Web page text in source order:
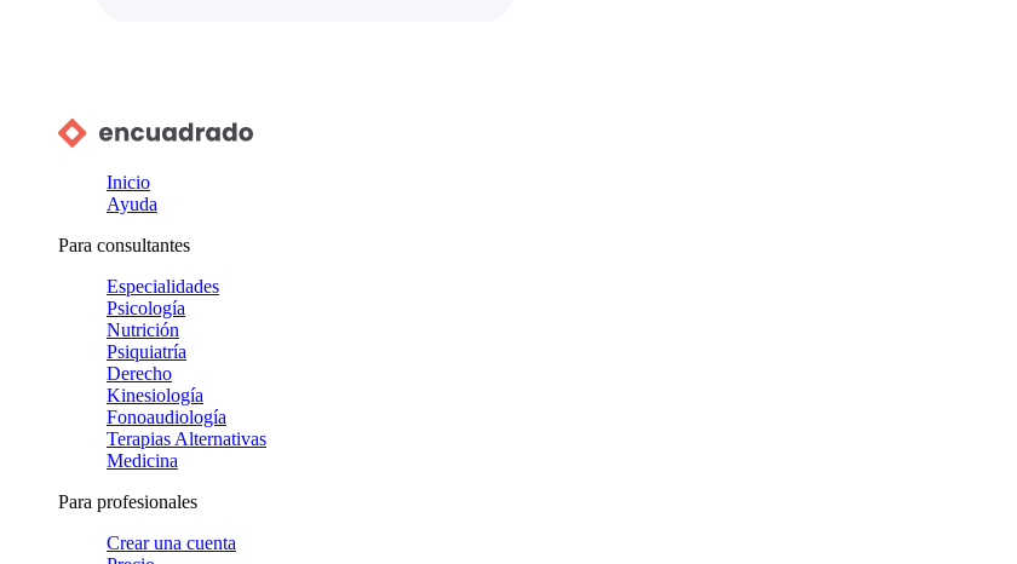
Inicio
Ayuda
Para consultantes
Especialidades
Psicología
Nutrición
Psiquiatría
Derecho
Kinesiología
Fonoaudiología
Terapias Alternativas
Medicina
Para profesionales
Crear una cuenta